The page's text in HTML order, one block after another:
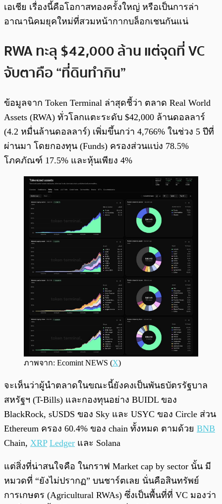
เอเชีย เรื่องนี้คือโอกาสทองครั้งใหญ่ หรือเป็นการล่า
อาณานิคมยุคใหม่ที่สวมหน้ากากบล็อกเชนกันแน่
RWA ทะลุ $42,000 ล้าน แต่จุดที่ VC
จับตาคือ “ที่ดินทำกิน”
ข้อมูลจาก Token Terminal ล่าสุดชี้ว่า ตลาด Real World
Assets (RWA) ทั่วโลกแตะระดับ $42,000 ล้านดอลลาร์
(4.2 หมื่นล้านดอลลาร์) เพิ่มขึ้นกว่า 4,766% ในช่วง 5 ปีที่
ผ่านมา โดยกองทุน (Funds) ครองส่วนแบ่ง 78.5%
โภคภัณฑ์ 17.5% และหุ้นเพียง 4%
ภาพจาก: Ecomint NEWS (X)
จะเห็นว่าผู้นำตลาดในขณะนี้ยังคงเป็นพันธบัตรรัฐบาล
สหรัฐฯ (T-Bills) และกองทุนอย่าง BUIDL ของ
BlackRock, sUSDS ของ Sky และ USYC ของ Circle ส่วน
Ethereum ครอง 60.4% ของ chain ทั้งหมด ตามด้วย BNB
Chain, XRP Ledger และ Solana
แต่สิ่งที่น่าสนใจคือ ในกราฟ Market cap by sector นั้น มี
หมวดที่ “ยังไม่ปรากฏ” บนชาร์ตเลย นั่นคือสินทรัพย์
การเกษตร (Agricultural RWAs) ซึ่งเป็นพื้นที่ที่ VC มองว่า